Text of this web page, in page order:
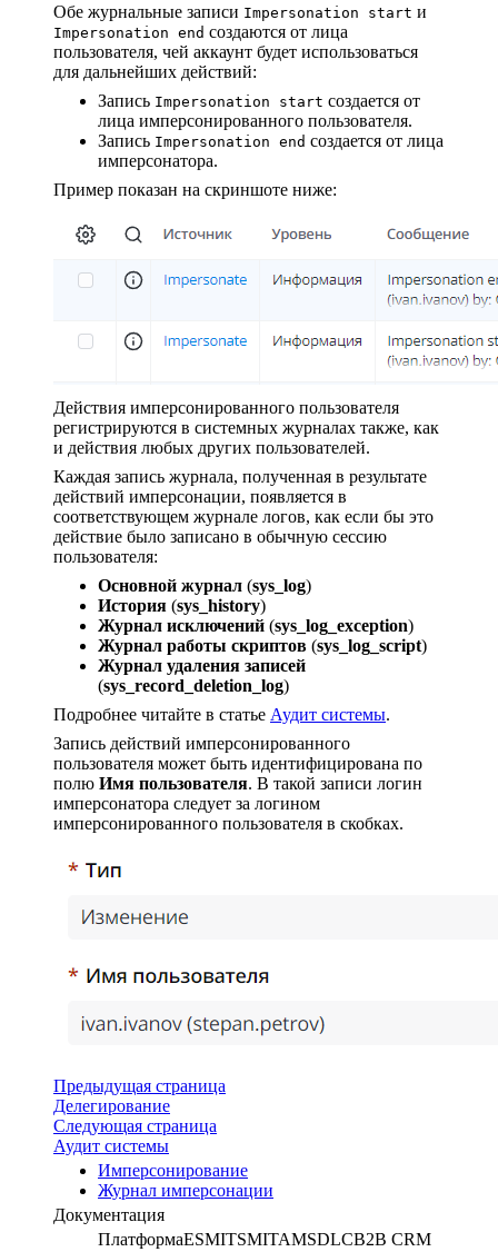
Обе журнальные записи Impersonation start и
Impersonation end создаются от лица
пользователя, чей аккаунт будет использоваться
для дальнейших действий:
Запись Impersonation start создается от
лица имперсонированного пользователя.
Запись Impersonation end создается от лица
имперсонатора.
Пример показан на скриншоте ниже:
Действия имперсонированного пользователя
регистрируются в системных журналах также, как
и действия любых других пользователей.
Каждая запись журнала, полученная в результате
действий имперсонации, появляется в
соответствующем журнале логов, как если бы это
действие было записано в обычную сессию
пользователя:
Основной журнал (sys_log)
История (sys_history)
Журнал исключений (sys_log_exception)
Журнал работы скриптов (sys_log_script)
Журнал удаления записей
(sys_record_deletion_log)
Подробнее читайте в статье Аудит системы.
Запись действий имперсонированного
пользователя может быть идентифицирована по
полю Имя пользователя. В такой записи логин
имперсонатора следует за логином
имперсонированного пользователя в скобках.
Предыдущая страница
Делегирование
Следующая страница
Аудит системы
Имперсонирование
Журнал имперсонации
Документация
ПлатформаESMITSMITAMSDLCB2B CRM